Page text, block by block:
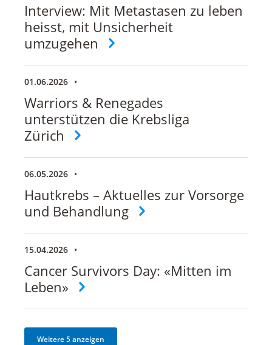
Interview: Mit Metastasen zu leben
heisst, mit Unsicherheit
umzugehen
01.06.2026
Warriors & Renegades
unterstützen die Krebsliga
Zürich
06.05.2026
Hautkrebs – Aktuelles zur Vorsorge
und Behandlung
15.04.2026
Cancer Survivors Day: «Mitten im
Leben»
Weitere 5 anzeigen